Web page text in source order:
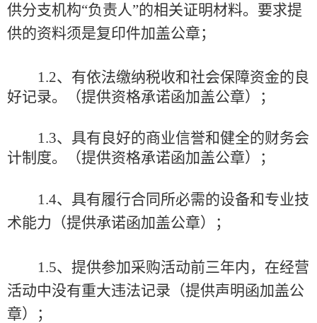
供分支机构“负责人”的相关证明材料。要求提
供的资料须是复印件加盖公章；
1.2、有依法缴纳税收和社会保障资金的良
好记录。
（提供资格承诺函加盖公章）；
1.3、 具有良好的商业信誉和健全的财务会
计制度。（提供资格承诺函加盖公章） ；
1.4、 具有履行合同所必需的设备和专业技
术能力（提供承诺函加盖公章）；
1.5、提供参加采购活动前三年内， 在经营
活动中没有重大违法记录（提供声明函加盖公
章）
；